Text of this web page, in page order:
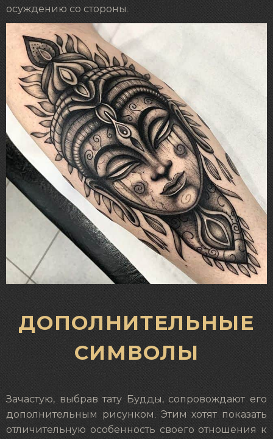
осуждению со стороны.
ДОПОЛНИТЕЛЬНЫЕ
СИМВОЛЫ
Зачастую, выбрав тату Будды, сопровождают его
дополнительным рисунком. Этим хотят показать
отличительную особенность своего отношения к